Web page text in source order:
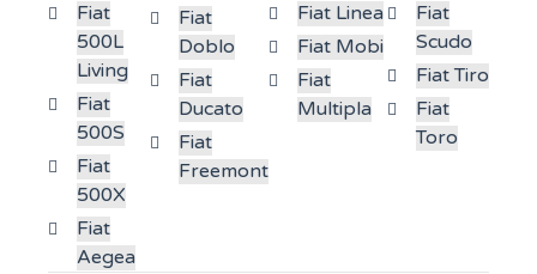
Fiat
500L
Living
Fiat
500S
Fiat
500X
Fiat
Aegea
Fiat
Doblo
Fiat
Ducato
Fiat
Freemont
Fiat Linea
Fiat Mobi
Fiat
Multipla
Fiat
Scudo
Fiat Tiro
Fiat
Toro